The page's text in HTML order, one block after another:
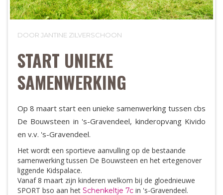
DOOR JANTINE ZILVERSCHOON
START UNIEKE
SAMENWERKING
Op 8 maart start een unieke samenwerking tussen cbs
De Bouwsteen in 's-Gravendeel, kinderopvang Kivido
en v.v. 's-Gravendeel.
Het wordt een sportieve aanvulling op de bestaande
samenwerking tussen De Bouwsteen en het ertegenover
liggende Kidspalace.
Vanaf 8 maart zijn kinderen welkom bij de gloednieuwe
SPORT bso aan het Schenkeltje 7c in 's-Gravendeel.